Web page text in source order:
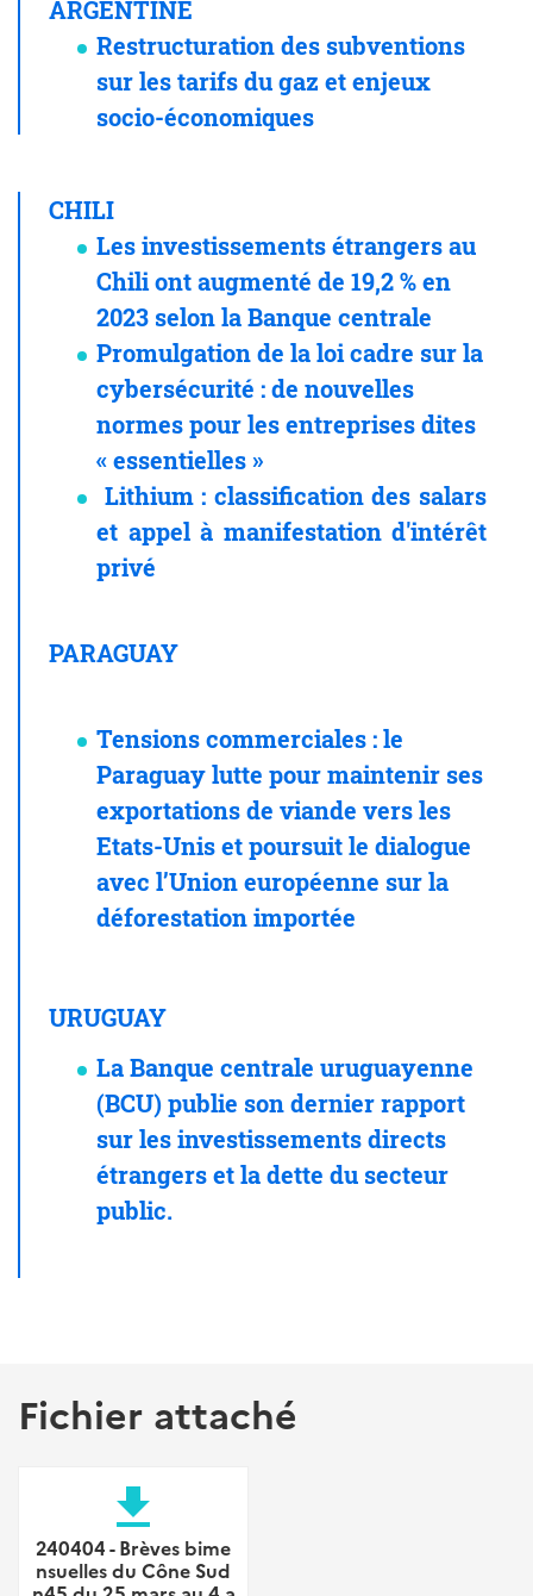
ARGENTINE
Restructuration des subventions
sur les tarifs du gaz et enjeux
socio-économiques
CHILI
Les investissements étrangers au
Chili ont augmenté de 19,2 % en
2023 selon la Banque centrale
Promulgation de la loi cadre sur la
cybersécurité : de nouvelles
normes pour les entreprises dites
«essentielles»
Lithium : classification des salars
et appel à manifestation d'intérêt
privé
PARAGUAY
Tensions commerciales: le
Paraguay lutte pour maintenir ses
exportations de viande vers les
Etats-Unis et poursuit le dialogue
avec l’Union européenne sur la
déforestation importée
URUGUAY
La Banque centrale uruguayenne
(BCU) publie son dernier rapport
sur les investissements directs
étrangers et la dette du secteur
public.
Fichier attaché
file_download
240404 - Brèves bime
nsuelles du Cône Sud